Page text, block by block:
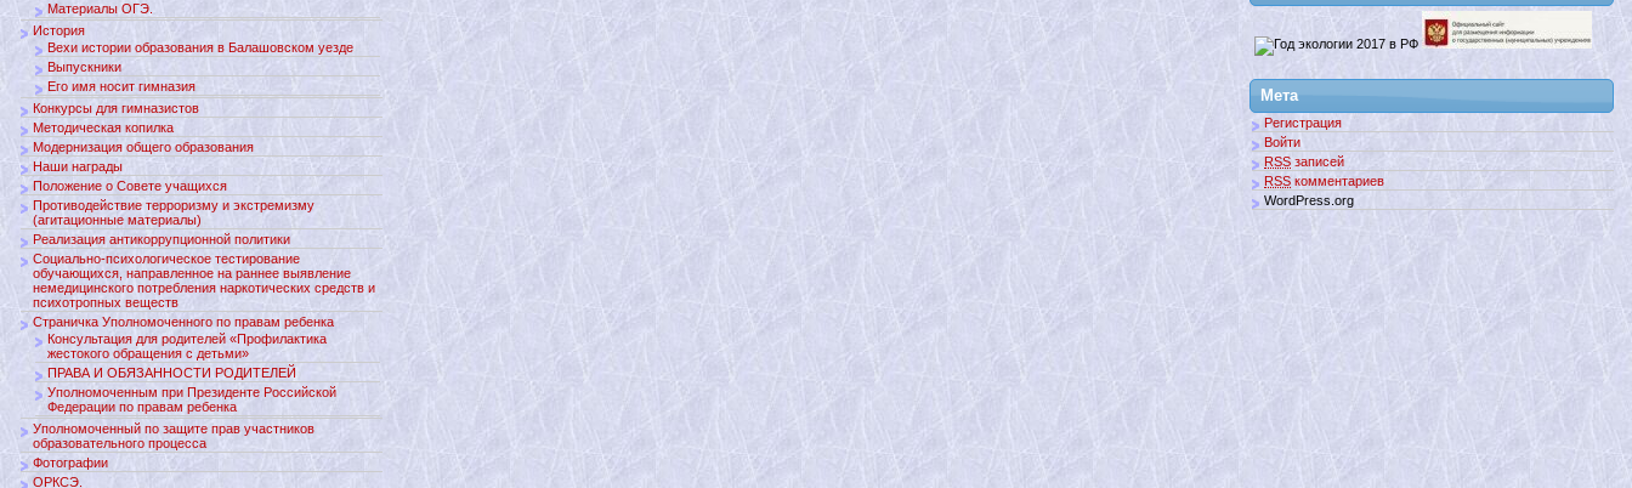
Материалы ОГЭ.
История
Вехи истории образования в Балашовском уезде
Выпускники
Его имя носит гимназия
Конкурсы для гимназистов
Методическая копилка
Модернизация общего образования
Наши награды
Положение о Совете учащихся
Противодействие терроризму и экстремизму
(агитационные материалы)
Реализация антикоррупционной политики
Социально-психологическое тестирование
обучающихся, направленное на раннее выявление
немедицинского потребления наркотических средств и
психотропных веществ
Страничка Уполномоченного по правам ребенка
Консультация для родителей «Профилактика
жестокого обращения с детьми»
ПРАВА И ОБЯЗАННОСТИ РОДИТЕЛЕЙ
Уполномоченным при Президенте Российской
Федерации по правам ребенка
Уполномоченный по защите прав участников
образовательного процесса
Фотографии
ОРКСЭ.
Мета
Регистрация
Войти
RSS записей
RSS комментариев
WordPress.org